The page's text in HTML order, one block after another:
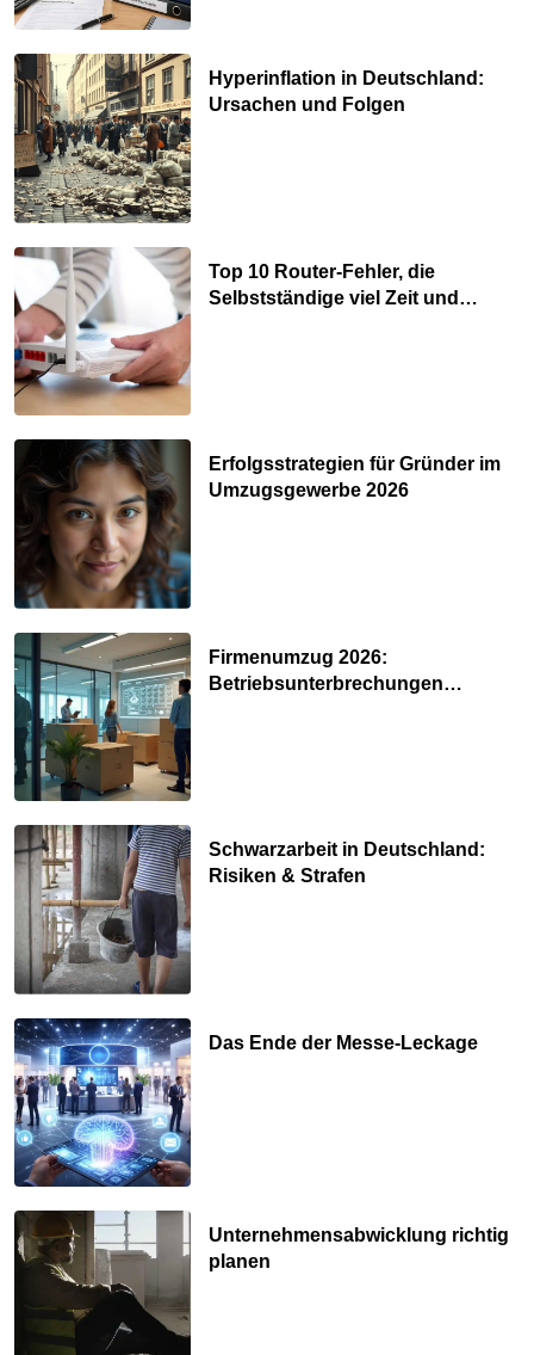
Hyperinflation in Deutschland:
Ursachen und Folgen
Top 10 Router-Fehler, die
Selbstständige viel Zeit und
Erfolgsstrategien für Gründer im
Umzugsgewerbe 2026
Firmenumzug 2026:
Betriebsunterbrechungen
Schwarzarbeit in Deutschland:
Risiken & Strafen
Das Ende der Messe-Leckage
Unternehmensabwicklung richtig
planen